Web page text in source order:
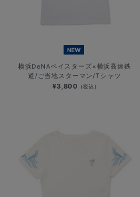
NEW
横浜DeNAベイスターズ×横浜高速鉄
道/ご当地スターマン/Tシャツ
¥3,800 (税込)